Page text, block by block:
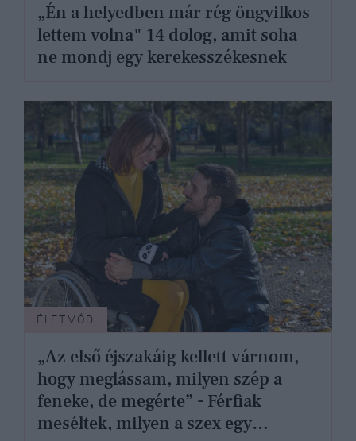
„Én a helyedben már rég öngyilkos
lettem volna" 14 dolog, amit soha
ne mondj egy kerekesszékesnek
ÉLETMÓD
„Az első éjszakáig kellett várnom,
hogy meglássam, milyen szép a
feneke, de megérte” - Férfiak
meséltek, milyen a szex egy